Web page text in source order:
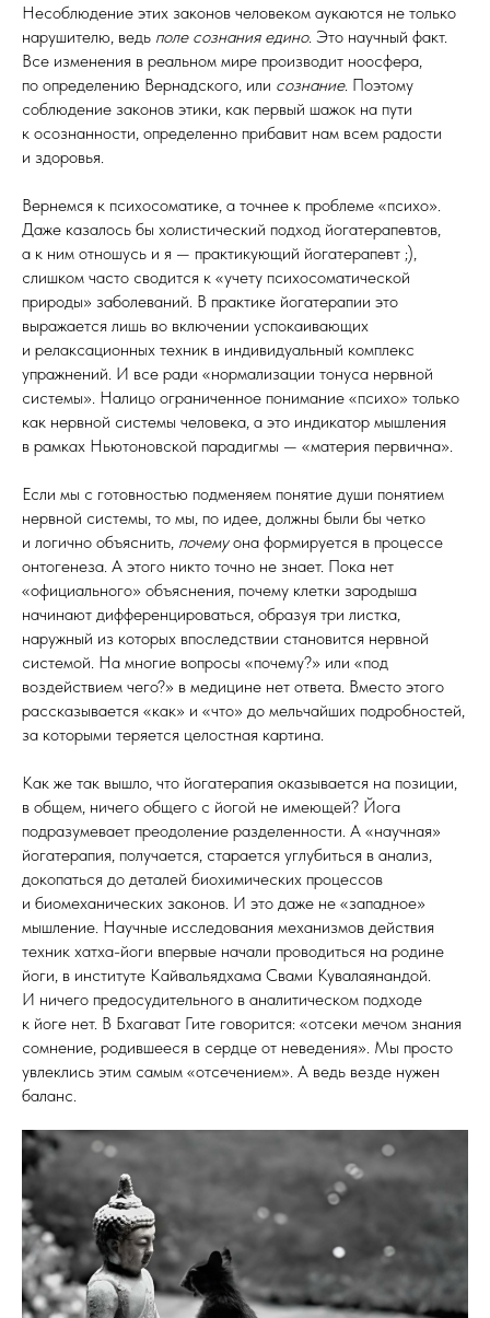
Несоблюдение этих законов человеком аукаются не только
нарушителю, ведь поле сознания едино. Это научный факт.
Все изменения в реальном мире производит ноосфера,
по определению Вернадского, или сознание. Поэтому
соблюдение законов этики, как первый шажок на пути
к осознанности, определенно прибавит нам всем радости
и здоровья.
Вернемся к психосоматике, а точнее к проблеме «психо».
Даже казалось бы холистический подход йогатерапевтов,
а к ним отношусь и я — практикующий йогатерапевт ;),
слишком часто сводится к «учету психосоматической
природы» заболеваний. В практике йогатерапии это
выражается лишь во включении успокаивающих
и релаксационных техник в индивидуальный комплекс
упражнений. И все ради «нормализации тонуса нервной
системы». Налицо ограниченное понимание «психо» только
как нервной системы человека, а это индикатор мышления
в рамках Ньютоновской парадигмы — «материя первична».
Если мы с готовностью подменяем понятие души понятием
нервной системы, то мы, по идее, должны были бы четко
и логично объяснить, почемуона формируется в процессе
онтогенеза. А этого никто точно не знает. Пока нет
«официального» объяснения, почему клетки зародыша
начинают дифференцироваться, образуя три листка,
наружный из которых впоследствии становится нервной
системой. На многие вопросы «почему?» или «под
воздействием чего?» в медицине нет ответа. Вместо этого
рассказывается «как» и «что» до мельчайших подробностей,
за которыми теряется целостная картина.
Как же так вышло, что йогатерапия оказывается на позиции,
в общем, ничего общего с йогой не имеющей? Йога
подразумевает преодоление разделенности. А «научная»
йогатерапия, получается, старается углубиться в анализ,
докопаться до деталей биохимических процессов
и биомеханических законов. И это даже не «западное»
мышление. Научные исследования механизмов действия
техник хатха-йоги впервые начали проводиться на родине
йоги, в институте Кайвальядхама Свами Кувалаянандой.
И ничего предосудительного в аналитическом подходе
к йоге нет. В Бхагават Гите говорится: «отсеки мечом знания
сомнение, родившееся в сердце от неведения». Мы просто
увлеклись этим самым «отсечением». А ведь везде нужен
баланс.